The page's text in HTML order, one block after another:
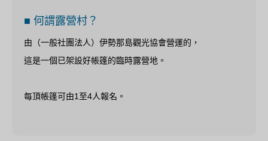
■ 何謂露營村？
由（一般社團法人）伊勢那島觀光協會營運的，
這是一個已架設好帳篷的臨時露營地。
每頂帳篷可由1至4人報名。